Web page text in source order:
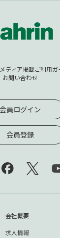
メディア掲載ご利用ガ
お問い合わせ
会員ログイン
会員登録
会社概要
求人情報